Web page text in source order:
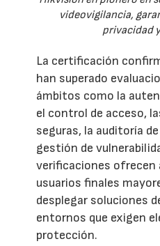
videovigilancia,
privacidad
La certificación
han superado
ámbitos como la
el control de acceso,
seguras, la auditoría
gestión de
verificaciones ofrecen
usuarios finales
desplegar soluciones
entornos que exigen
protección.